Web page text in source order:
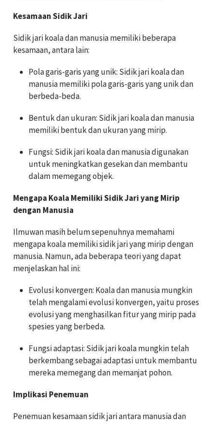
Kesamaan Sidik Jari
Sidik jari koala dan manusia memiliki beberapa
kesamaan, antara lain:
Pola garis-garis yang unik: Sidik jari koala dan
manusia memiliki pola garis-garis yang unik dan
berbeda-beda.
Bentuk dan ukuran: Sidik jari koala dan manusia
memiliki bentuk dan ukuran yang mirip.
Fungsi: Sidik jari koala dan manusia digunakan
untuk meningkatkan gesekan dan membantu
dalam memegang objek.
Mengapa Koala Memiliki Sidik Jari yang Mirip
dengan Manusia
Ilmuwan masih belum sepenuhnya memahami
mengapa koala memiliki sidik jari yang mirip dengan
manusia. Namun, ada beberapa teori yang dapat
menjelaskan hal ini:
Evolusi konvergen: Koala dan manusia mungkin
telah mengalami evolusi konvergen, yaitu proses
evolusi yang menghasilkan fitur yang mirip pada
spesies yang berbeda.
Fungsi adaptasi: Sidik jari koala mungkin telah
berkembang sebagai adaptasi untuk membantu
mereka memegang dan memanjat pohon.
Implikasi Penemuan
Penemuan kesamaan sidik jari antara manusia dan